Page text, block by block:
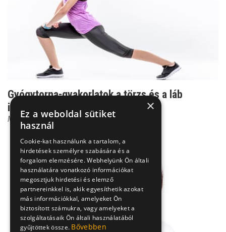
Gyógytorna-gyakorlatok a törzs és a láb
izmainak fejlesztésé...
Moldvay Ildikó
×
Ez a weboldal sütiket
használ
Cookie-kat használunk a tartalom, a
hirdetések személyre szabására és a
forgalom elemzésére. Webhelyünk Ön általi
használatára vonatkozó információkat
megosztjuk hirdetési és elemző
partnereinkkel is, akik egyesíthetik azokat
más információkkal, amelyeket Ön
biztosított számukra, vagy amelyeket a
szolgáltatásaik Ön általi használatából
gyűjtöttek össze. Bővebben